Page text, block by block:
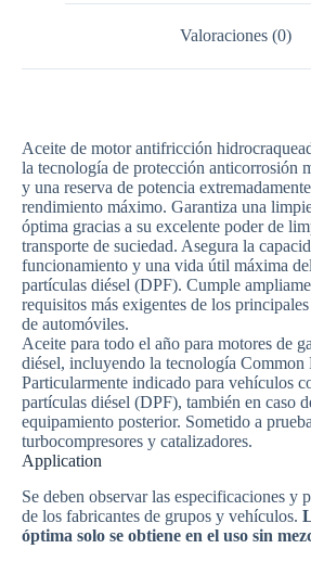
Valoraciones (0)
Aceite de motor antifricción
la tecnología de protección anticorrosión
y una reserva de potencia
rendimiento máximo. Garantiza una
óptima gracias a su excelente poder de
transporte de suciedad. Asegura la
funcionamiento y una vida útil máxima
partículas diésel (DPF). Cumple
requisitos más exigentes de los
de automóviles.
Aceite para todo el año para motores de
diésel, incluyendo la tecnología Common
Particularmente indicado para vehículos
partículas diésel (DPF), también en caso
equipamiento posterior. Sometido a
turbocompresores y catalizadores.
Appli­ca­tion
Se deben observar las especificaciones y
de los fabricantes de grupos y vehículos.
óptima solo se obtiene en el uso sin